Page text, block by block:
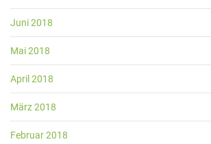
Juni 2018
Mai 2018
April 2018
März 2018
Februar 2018